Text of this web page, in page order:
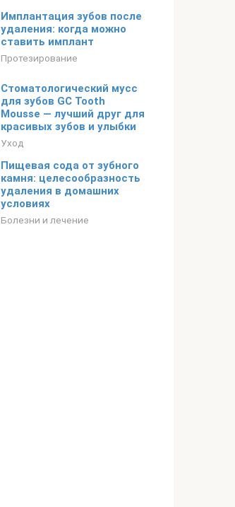
Имплантация зубов после
удаления: когда можно
ставить имплант
Протезирование
Стоматологический мусс
для зубов GC Tooth
Mousse — лучший друг для
красивых зубов и улыбки
Уход
Пищевая сода от зубного
камня: целесообразность
удаления в домашних
условиях
Болезни и лечение